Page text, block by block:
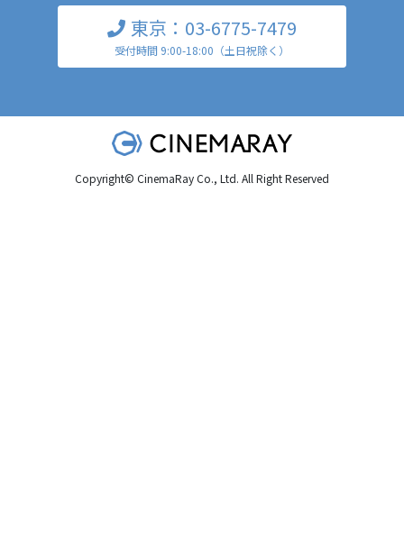
東京：03-6775-7479
受付時間 9:00-18:00（土日祝除く）
Copyright© CinemaRay Co., Ltd. All Right Reserved